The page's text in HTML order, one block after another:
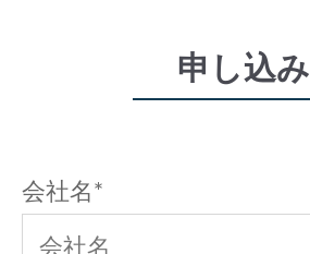
申し込み
会社名*